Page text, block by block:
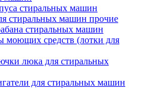
стиральных машин
стиральных машин прочие
стиральных машин
моющих средств (лотки для
люка для стиральных
для стиральных машин